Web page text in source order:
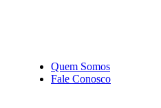
Quem Somos
Fale Conosco